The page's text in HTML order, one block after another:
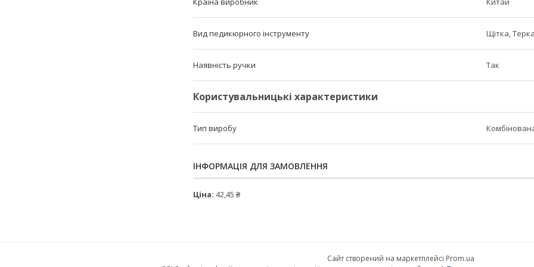
Вид педикюрного інструменту Щітка, Терка
Наявність ручки Так
Користувальницькі характеристики
Тип виробу
ІНФОРМАЦІЯ ДЛЯ ЗАМОВЛЕННЯ
Ціна: 42,45 ₴
Сайт створений на маркетплейсі Prom.ua